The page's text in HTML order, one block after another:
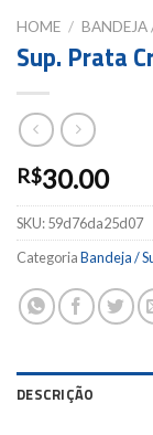
HOME / BANDEJA
Sup. Prata
R$30.00
SKU:59d76da25d07
CategoriaBandeja /
DESCRIÇÃO